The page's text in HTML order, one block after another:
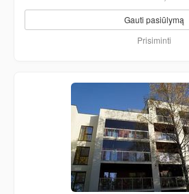
Gauti pasiūlymą
Prisiminti